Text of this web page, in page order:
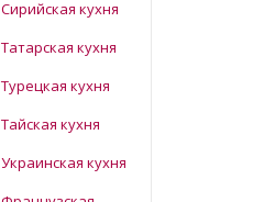
Сирийская кухня
Татарская кухня
Турецкая кухня
Тайская кухня
Украинская кухня